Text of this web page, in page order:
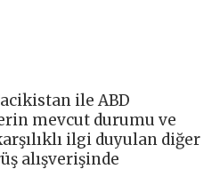
ile ABD
mevcut durumu ve
ilgi duyulan diğer
alışverişinde